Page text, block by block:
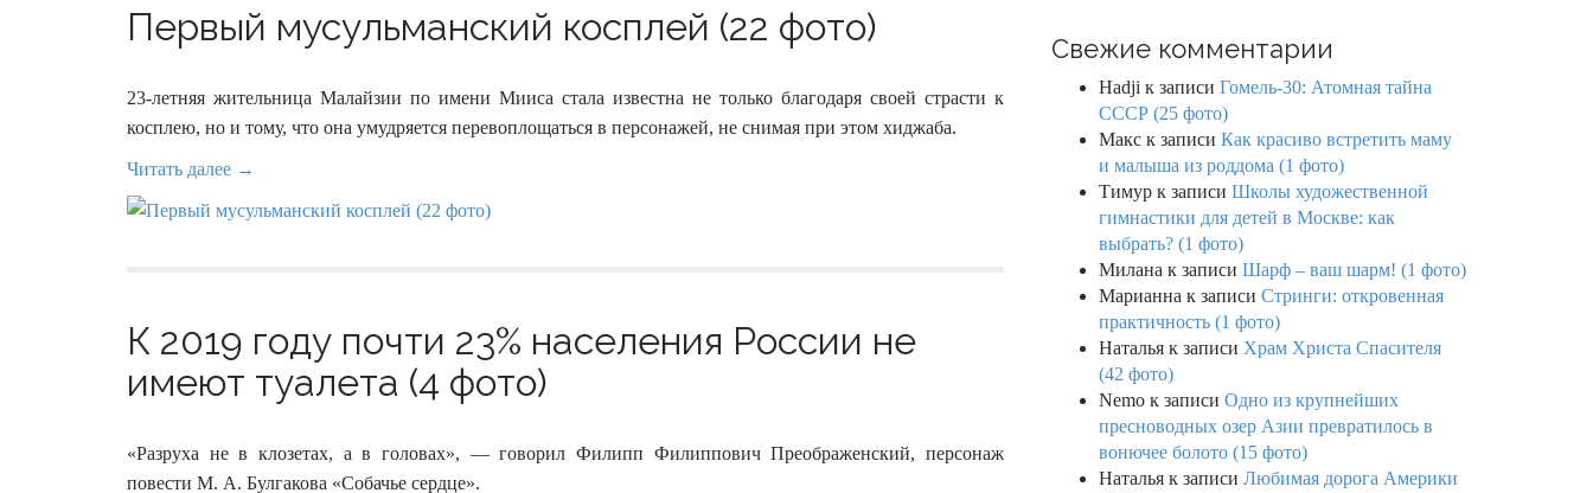
Первый мусульманский косплей (22 фото)
23-летняя жительница Малайзии по имени Мииса стала известна не только благодаря своей страсти к
косплею, но и тому, что она умудряется перевоплощаться в персонажей, не снимая при этом хиджаба.
Читать далее →
К 2019 году почти 23% населения России не
имеют туалета (4 фото)
«Разруха не в клозетах, а в головах», — говорил Филипп Филиппович Преображенский, персонаж
повести М. А. Булгакова «Собачье сердце».
Свежие комментарии
Hadji к записи Гомель-30: Атомная тайна
СССР (25 фото)
Макс к записи Как красиво встретить маму
и малыша из роддома (1 фото)
Тимур к записи Школы художественной
гимнастики для детей в Москве: как
выбрать? (1 фото)
Милана к записи Шарф – ваш шарм! (1 фото)
Марианна к записи Стринги: откровенная
практичность (1 фото)
Наталья к записи Храм Христа Спасителя
(42 фото)
Nemo к записи Одно из крупнейших
пресноводных озер Азии превратилось в
вонючее болото (15 фото)
Наталья к записи Любимая дорога Америки